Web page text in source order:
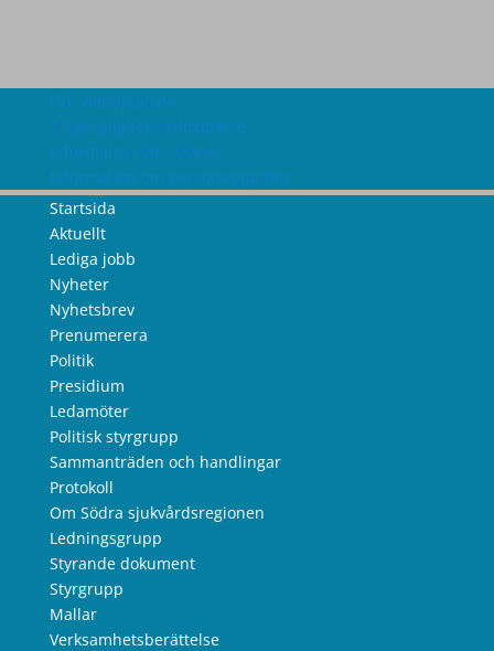
Om webbplatsen
Tillgänglighetsredogörelse
Information om cookies
Information om personuppgifter
Startsida
Aktuellt
Lediga jobb
Nyheter
Nyhetsbrev
Prenumerera
Politik
Presidium
Ledamöter
Politisk styrgrupp
Sammanträden och handlingar
Protokoll
Om Södra sjukvårdsregionen
Ledningsgrupp
Styrande dokument
Styrgrupp
Mallar
Verksamhetsberättelse